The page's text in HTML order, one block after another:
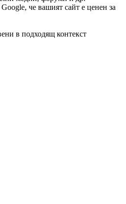
че вашият сайт е ценен за
в подходящ контекст